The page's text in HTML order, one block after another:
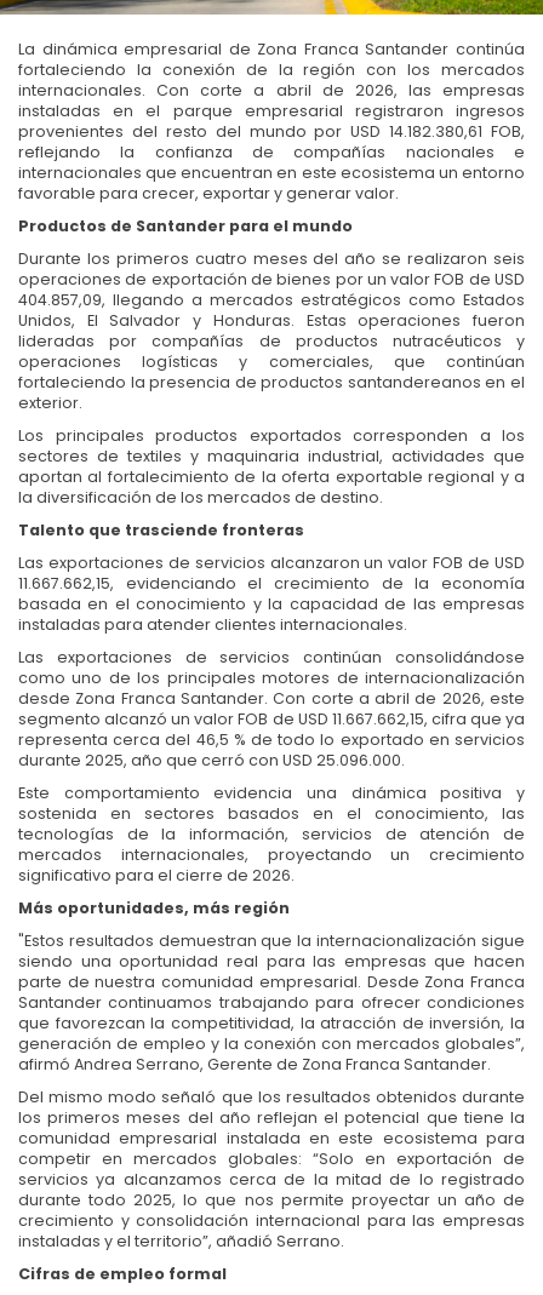
La dinámica empresarial de Zona Franca Santander continúa
fortaleciendo la conexión de la región con los mercados
internacionales. Con corte a abril de 2026, las empresas
instaladas en el parque empresarial registraron ingresos
provenientes del resto del mundo por USD 14.182.380,61 FOB,
reflejando la confianza de compañías nacionales e
internacionales que encuentran en este ecosistema un entorno
favorable para crecer, exportar y generar valor.
Productos de Santander para el mundo
Durante los primeros cuatro meses del año se realizaron seis
operaciones de exportación de bienes por un valor FOB de USD
404.857,09, llegando a mercados estratégicos como Estados
Unidos, El Salvador y Honduras. Estas operaciones fueron
lideradas por compañías de productos nutracéuticos y
operaciones logísticas y comerciales, que continúan
fortaleciendo la presencia de productos santandereanos en el
exterior.
Los principales productos exportados corresponden a los
sectores de textiles y maquinaria industrial, actividades que
aportan al fortalecimiento de la oferta exportable regional y a
la diversificación de los mercados de destino.
Talento que trasciende fronteras
Las exportaciones de servicios alcanzaron un valor FOB de USD
11.667.662,15, evidenciando el crecimiento de la economía
basada en el conocimiento y la capacidad de las empresas
instaladas para atender clientes internacionales.
Las exportaciones de servicios continúan consolidándose
como uno de los principales motores de internacionalización
desde Zona Franca Santander. Con corte a abril de 2026, este
segmento alcanzó un valor FOB de USD 11.667.662,15, cifra que ya
representa cerca del 46,5 % de todo lo exportado en servicios
durante 2025, año que cerró con USD 25.096.000.
Este comportamiento evidencia una dinámica positiva y
sostenida en sectores basados en el conocimiento, las
tecnologías de la información, servicios de atención de
mercados internacionales, proyectando un crecimiento
significativo para el cierre de 2026.
Más oportunidades, más región
"Estos resultados demuestran que la internacionalización sigue
siendo una oportunidad real para las empresas que hacen
parte de nuestra comunidad empresarial. Desde Zona Franca
Santander continuamos trabajando para ofrecer condiciones
que favorezcan la competitividad, la atracción de inversión, la
generación de empleo y la conexión con mercados globales”,
afirmó Andrea Serrano, Gerente de Zona Franca Santander.
Del mismo modo señaló que los resultados obtenidos durante
los primeros meses del año reflejan el potencial que tiene la
comunidad empresarial instalada en este ecosistema para
competir en mercados globales: “Solo en exportación de
servicios ya alcanzamos cerca de la mitad de lo registrado
durante todo 2025, lo que nos permite proyectar un año de
crecimiento y consolidación internacional para las empresas
instaladas y el territorio”, añadió Serrano.
Cifras de empleo formal